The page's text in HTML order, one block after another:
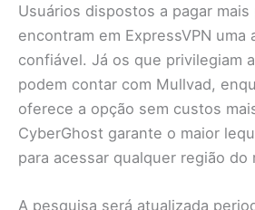
Usuários dispostos a pagar
encontram em ExpressVPN uma
confiável. Já os que privilegiam
podem contar com Mullvad,
oferece a opção sem custos
CyberGhost garante o maior
para acessar qualquer região do
A pesquisa será atualizada